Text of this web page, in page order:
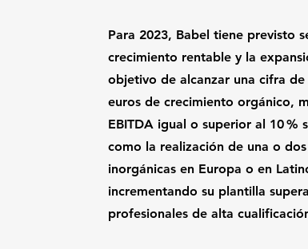
Para 2023, Babel tiene previsto
crecimiento rentable y la
objetivo de alcanzar una cifra
euros de crecimiento orgánico,
EBITDA igual o superior al 10
como la realización de una o
inorgánicas en Europa o en
incrementando su plantilla
profesionales de alta